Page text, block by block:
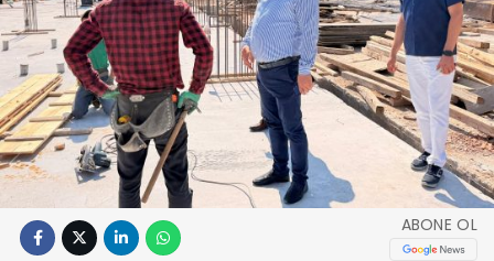
ABONE OL